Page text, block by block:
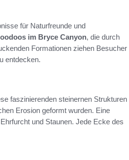
für Naturfreunde und
im Bryce Canyon, die durch
Formationen ziehen Besucher
entdecken.
faszinierenden steinernen Strukturen
Erosion geformt wurden. Eine
und Staunen. Jede Ecke des